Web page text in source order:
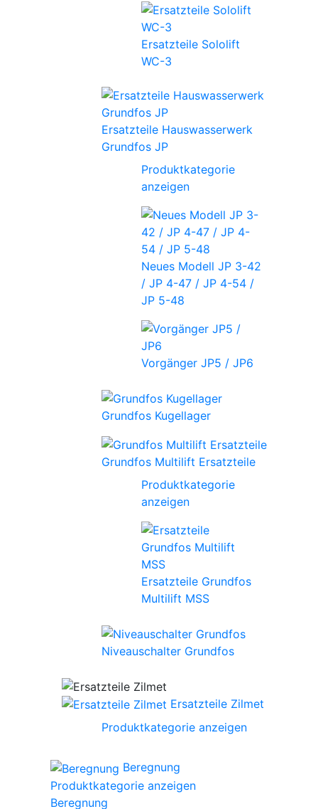
Ersatzteile Sololift
WC-3
Ersatzteile Hauswasserwerk
Grundfos JP
Produktkategorie
anzeigen
Neues Modell JP 3-42
/ JP 4-47 / JP 4-54 /
JP 5-48
Vorgänger JP5 / JP6
Grundfos Kugellager
Grundfos Multilift Ersatzteile
Produktkategorie
anzeigen
Ersatzteile Grundfos
Multilift MSS
Niveauschalter Grundfos
Ersatzteile Zilmet
Produktkategorie anzeigen
Beregnung
Produktkategorie anzeigen
Beregnung